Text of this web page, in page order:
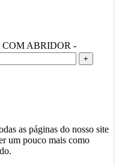
COM ABRIDOR -
as páginas do nosso site
um pouco mais como